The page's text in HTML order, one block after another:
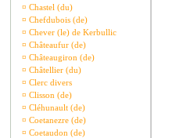
¤ Chastel (du)
¤ Chefdubois (de)
¤ Chever (le) de Kerbullic
¤ Châteaufur (de)
¤ Châteaugiron (de)
¤ Châtellier (du)
¤ Clerc divers
¤ Clisson (de)
¤ Cléhunault (de)
¤ Coetanezre (de)
¤ Coetaudon (de)